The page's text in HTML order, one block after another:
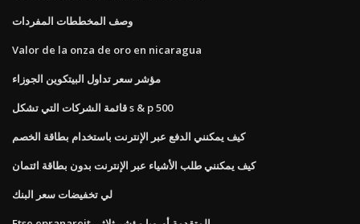
وصف المخططات المفردات
Valor de la onza de oro en nicaragua
مؤشر سعر تداول البيتكوين الجوزاء
قائمة الشركات التي تشكل s & p 500
كيف يمكنني الدفع عبر الإنترنت باستخدام بطاقة الخصم
كيف يمكنني طلب الأشياء عبر الإنترنت بدون بطاقة ائتمان
لي تخفيضات سعر البنك